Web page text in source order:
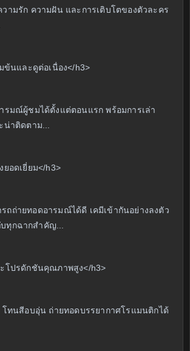
ามรัก ความฝัน และการเติบโตของตัวละคร
ข้นและดูต่อเนื่อง</h3>
รมณ์ผู้ชมได้ตั้งแต่ตอนแรก พร้อมการเล่า
น่าติดตาม...
ยอดเยี่ยม</h3>
ถถ่ายทอดอารมณ์ได้ดี เคมีเข้ากันอย่างลงตัว
ทุกฉากสำคัญ...
โปรดักชันคุณภาพสูง</h3>
โทนสีอบอุ่น ถ่ายทอดบรรยากาศโรแมนติกได้